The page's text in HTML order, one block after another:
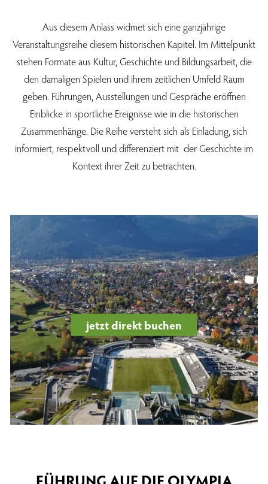
Aus diesem Anlass widmet sich eine ganzjährige
Veranstaltungsreihe diesem historischen Kapitel. Im Mittelpunkt
stehen Formate aus Kultur, Geschichte und Bildungsarbeit, die
den damaligen Spielen und ihrem zeitlichen Umfeld Raum
geben. Führungen, Ausstellungen und Gespräche eröffnen
Einblicke in sportliche Ereignisse wie in die historischen
Zusammenhänge. Die Reihe versteht sich als Einladung, sich
informiert, respektvoll und differenziert mit der Geschichte im
Kontext ihrer Zeit zu betrachten.
jetzt direkt buchen